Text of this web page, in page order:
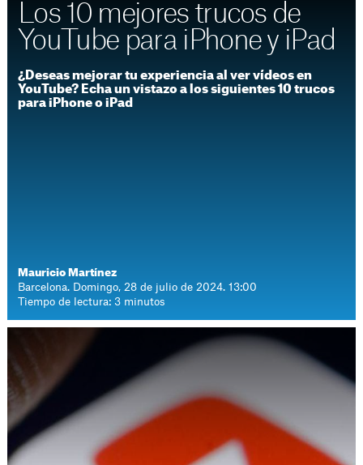
Los 10 mejores trucos de
YouTube para iPhone y iPad
¿Deseas mejorar tu experiencia al ver vídeos en
YouTube? Echa un vistazo a los siguientes 10 trucos
para iPhone o iPad
Mauricio Martínez
Barcelona. Domingo, 28 de julio de 2024. 13:00
Tiempo de lectura: 3 minutos